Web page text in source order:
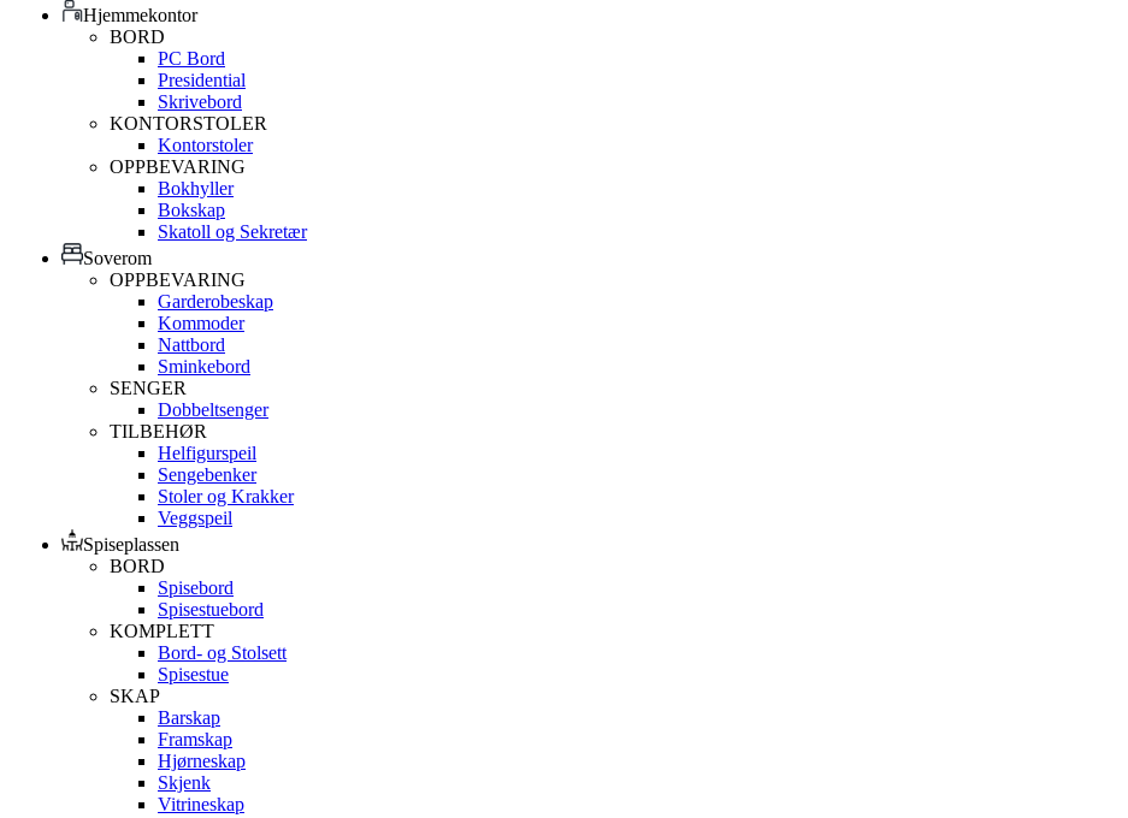
Hjemmekontor
BORD
PC Bord
Presidential
Skrivebord
KONTORSTOLER
Kontorstoler
OPPBEVARING
Bokhyller
Bokskap
Skatoll og Sekretær
Soverom
OPPBEVARING
Garderobeskap
Kommoder
Nattbord
Sminkebord
SENGER
Dobbeltsenger
TILBEHØR
Helfigurspeil
Sengebenker
Stoler og Krakker
Veggspeil
Spiseplassen
BORD
Spisebord
Spisestuebord
KOMPLETT
Bord- og Stolsett
Spisestue
SKAP
Barskap
Framskap
Hjørneskap
Skjenk
Vitrineskap